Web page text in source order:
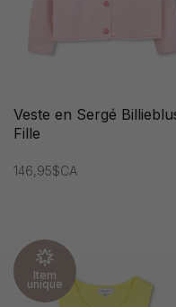
Veste en Sergé
Fille
146,95$CA
Item
unique